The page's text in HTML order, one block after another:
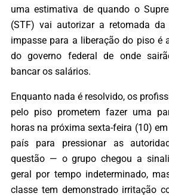
uma estimativa de quando o
(STF) vai autorizar a retomada
impasse para a liberação do piso é
do governo federal de onde
bancar os salários.
Enquanto nada é resolvido, os
pelo piso prometem fazer uma
horas na próxima sexta-feira (10)
país para pressionar as
questão — o grupo chegou a
geral por tempo indeterminado,
classe tem demonstrado irritação